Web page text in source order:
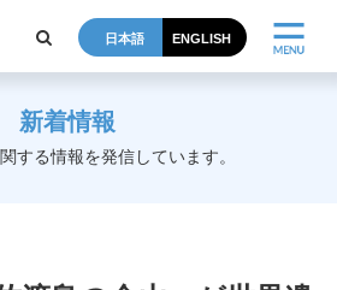
日本語 ENGLISH
新着情報
する情報を発信しています。